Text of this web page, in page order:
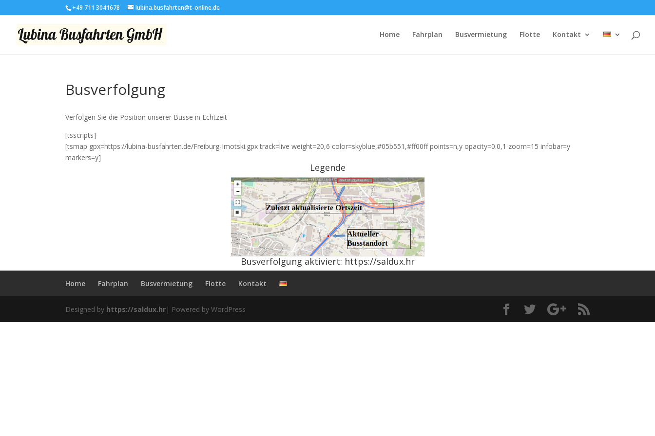
+49 711 3041678 lubina.busfahrten@t-online.de
Home Fahrplan Busvermietung Flotte Kontakt
Busverfolgung
Verfolgen Sie die Position unserer Busse in Echtzeit
[tsscripts]
[tsmap gpx=https://lubina-busfahrten.de/Freiburg-Imotski.gpx track=live weight=20,6 color=skyblue,#05b551,#ff00ff points=n,y opacity=0.0,1 zoom=15 infobar=y
markers=y]
Legende
Busverfolgung aktiviert: https://saldux.hr
Home Fahrplan Busvermietung Flotte Kontakt
Designed by https://saldux.hr | Powered by WordPress